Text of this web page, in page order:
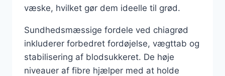
væske, hvilket gør dem ideelle til grød.
Sundhedsmæssige fordele ved chiagrød
inkluderer forbedret fordøjelse, vægttab og
stabilisering af blodsukkeret. De høje
niveauer af fibre hjælper med at holde